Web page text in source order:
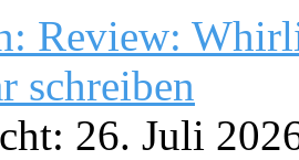
Review:
schreiben
26. Juli